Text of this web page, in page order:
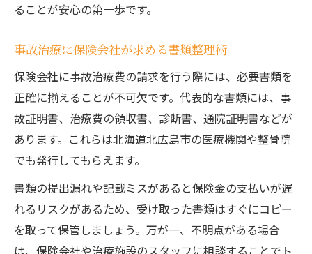
ることが安心の第一歩です。
事故治療に保険会社が求める書類整理術
保険会社に事故治療費の請求を行う際には、必要書類を
正確に揃えることが不可欠です。代表的な書類には、事
故証明書、治療費の領収書、診断書、通院証明書などが
あります。これらは北海道北広島市の医療機関や整骨院
でも発行してもらえます。
書類の提出漏れや記載ミスがあると保険金の支払いが遅
れるリスクがあるため、受け取った書類はすぐにコピー
を取って保管しましょう。万が一、不明点がある場合
は、保険会社や治療施設のスタッフに相談することでト